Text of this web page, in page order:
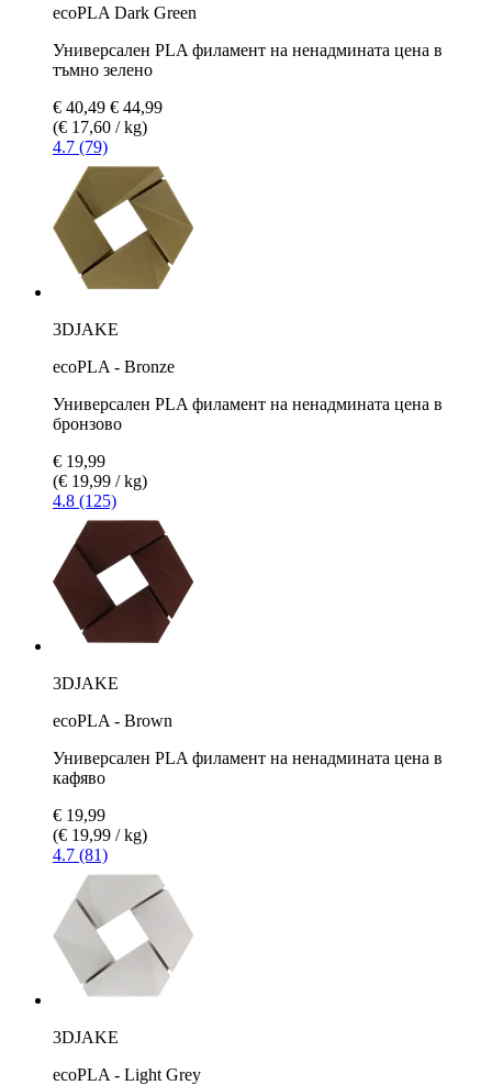
ecoPLA Dark Green
Универсален PLA филамент на ненадмината цена в
тъмно зелено
€ 40,49 € 44,99
(€ 17,60 / kg)
4.7 (79)
3DJAKE
ecoPLA - Bronze
Универсален PLA филамент на ненадмината цена в
бронзово
€ 19,99
(€ 19,99 / kg)
4.8 (125)
3DJAKE
ecoPLA - Brown
Универсален PLA филамент на ненадмината цена в
кафяво
€ 19,99
(€ 19,99 / kg)
4.7 (81)
3DJAKE
ecoPLA - Light Grey